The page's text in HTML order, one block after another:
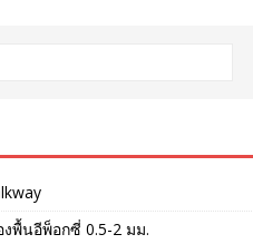
พื้นอีพ็อกซี่ 0.5-2 มม.